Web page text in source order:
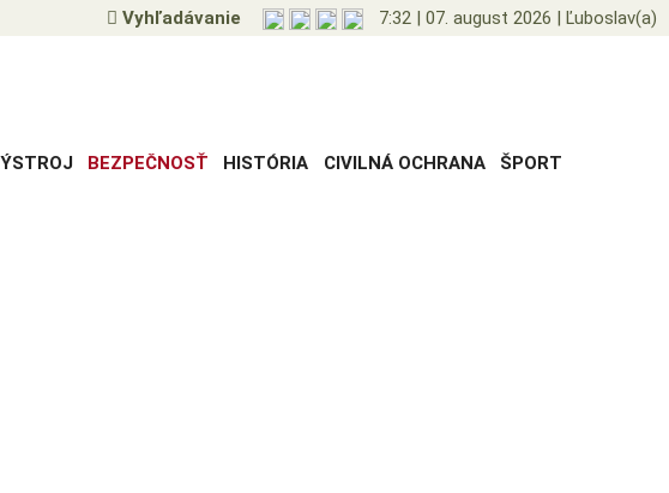
Vyhľadávanie 7:32 | 07. august 2026 | Ľuboslav(a)
BEZPEČNOSŤ HISTÓRIA CIVILNÁ OCHRANA ŠPORT